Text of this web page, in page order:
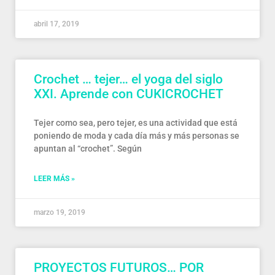
abril 17, 2019
Crochet … tejer… el yoga del siglo
XXI. Aprende con CUKICROCHET
Tejer como sea, pero tejer, es una actividad que está
poniendo de moda y cada día más y más personas se
apuntan al “crochet”. Según
LEER MÁS »
marzo 19, 2019
PROYECTOS FUTUROS… POR